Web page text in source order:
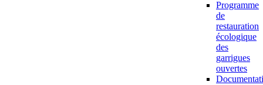
Programme
de
restauration
écologique
des
garrigues
ouvertes